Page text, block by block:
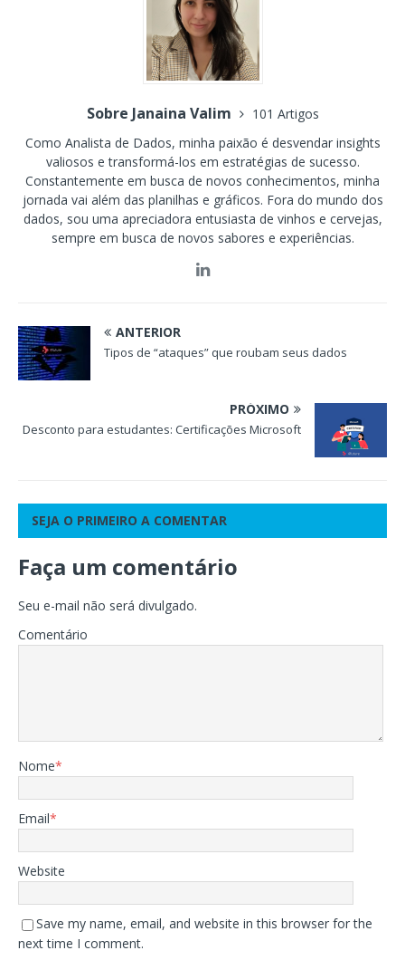
Sobre Janaina Valim
101 Artigos
Como Analista de Dados, minha paixão é desvendar insights
valiosos e transformá-los em estratégias de sucesso.
Constantemente em busca de novos conhecimentos, minha
jornada vai além das planilhas e gráficos. Fora do mundo dos
dados, sou uma apreciadora entusiasta de vinhos e cervejas,
sempre em busca de novos sabores e experiências.
ANTERIOR
Tipos de “ataques” que roubam seus dados
PRÓXIMO
Desconto para estudantes: Certificações Microsoft
SEJA O PRIMEIRO A COMENTAR
Faça um comentário
Seu e-mail não será divulgado.
Comentário
Nome*
Email*
Website
Save my name, email, and website in this browser for the
next time I comment.